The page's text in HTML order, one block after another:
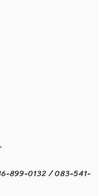
899-0132 / 083-541-